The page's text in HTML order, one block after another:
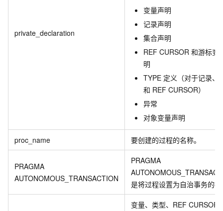
private_declaration
变量声明
记录声明
集合声明
REF CURSOR 和游标变
明
TYPE 定义（对于记录、
和 REF CURSOR）
异常
对象变量声明
proc_name 要创建的过程的名称。
PRAGMA
AUTONOMOUS_TRANSACTION
PRAGMA
是将过程设置为自治事务的
变量、类型、REF CURSOR